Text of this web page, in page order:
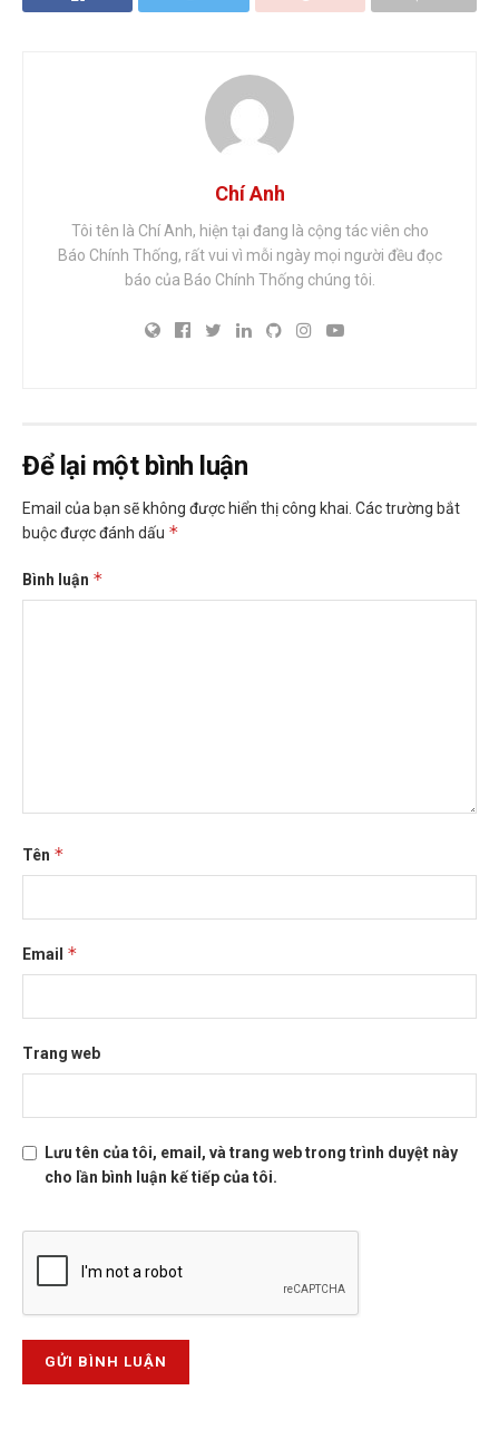
Chí Anh
Tôi tên là Chí Anh, hiện tại đang là cộng tác viên cho
Báo Chính Thống, rất vui vì mỗi ngày mọi người đều đọc
báo của Báo Chính Thống chúng tôi.
Để lại một bình luận
Email của bạn sẽ không được hiển thị công khai. Các trường bắt
buộc được đánh dấu *
Bình luận *
Tên *
Email *
Trang web
Lưu tên của tôi, email, và trang web trong trình duyệt này
cho lần bình luận kế tiếp của tôi.